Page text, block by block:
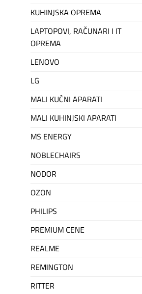
KUHINJSKA OPREMA
LAPTOPOVI, RAČUNARI I IT
OPREMA
LENOVO
LG
MALI KUĆNI APARATI
MALI KUHINJSKI APARATI
MS ENERGY
NOBLECHAIRS
NODOR
OZON
PHILIPS
PREMIUM CENE
REALME
REMINGTON
RITTER